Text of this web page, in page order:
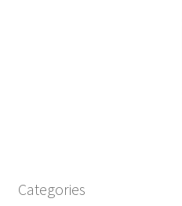
Categories